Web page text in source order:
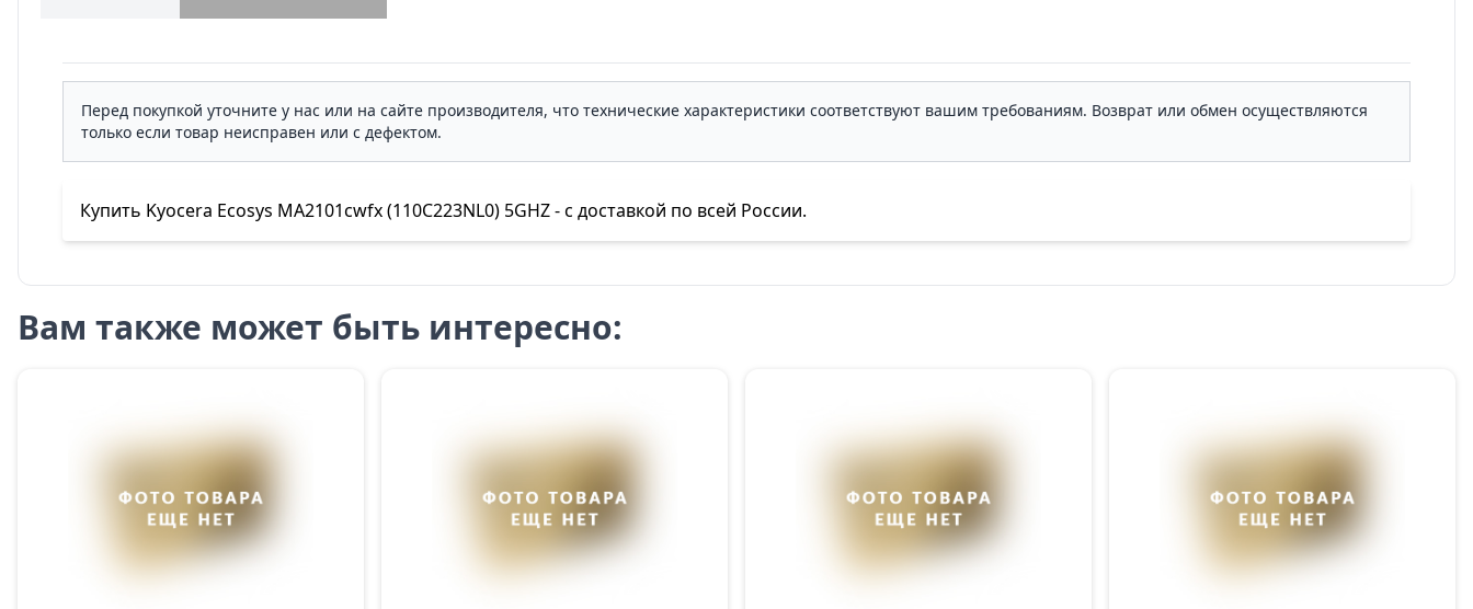
Перед покупкой уточните у нас или на сайте производителя, что технические характеристики соответствуют вашим требованиям. Возврат или обмен осуществляются
только если товар неисправен или с дефектом.
Купить Kyocera Ecosys MA2101cwfx (110C223NL0) 5GHZ - с доставкой по всей России.
Вам также может быть интересно: